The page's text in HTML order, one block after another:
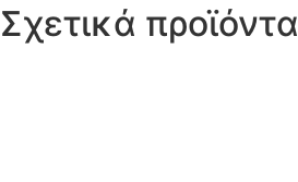
Σχετικά προϊόντα